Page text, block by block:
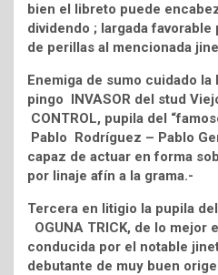
bien el libreto puede
dividendo ; largada favorable
de perillas al mencionada
Enemiga de sumo cuidado la
pingo INVASOR del stud
CONTROL, pupila del
Pablo Rodríguez – Pablo
capaz de actuar en forma
por linaje afín a la grama.-
Tercera en litigio la pupila
OGUNA TRICK, de lo mejor
conducida por el notable
debutante de muy buen